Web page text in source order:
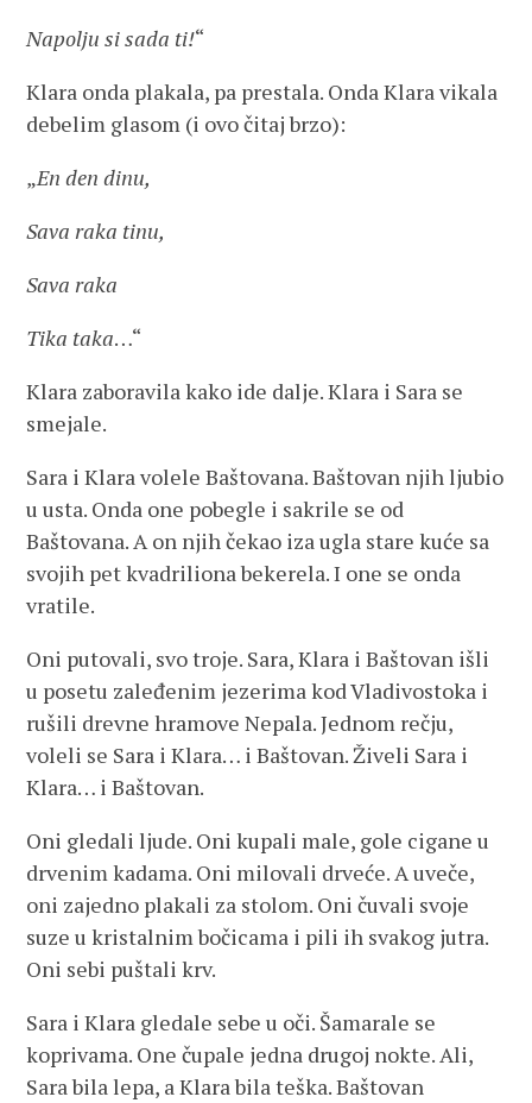
Napolju si sada ti!“
Klara onda plakala, pa prestala. Onda Klara vikala
debelim glasom (i ovo čitaj brzo):
„En den dinu,
Sava raka tinu,
Sava raka
Tika taka…“
Klara zaboravila kako ide dalje. Klara i Sara se
smejale.
Sara i Klara volele Baštovana. Baštovan njih ljubio
u usta. Onda one pobegle i sakrile se od
Baštovana. A on njih čekao iza ugla stare kuće sa
svojih pet kvadriliona bekerela. I one se onda
vratile.
Oni putovali, svo troje. Sara, Klara i Baštovan išli
u posetu zaleđenim jezerima kod Vladivostoka i
rušili drevne hramove Nepala. Jednom rečju,
voleli se Sara i Klara… i Baštovan. Živeli Sara i
Klara… i Baštovan.
Oni gledali ljude. Oni kupali male, gole cigane u
drvenim kadama. Oni milovali drveće. A uveče,
oni zajedno plakali za stolom. Oni čuvali svoje
suze u kristalnim bočicama i pili ih svakog jutra.
Oni sebi puštali krv.
Sara i Klara gledale sebe u oči. Šamarale se
koprivama. One čupale jedna drugoj nokte. Ali,
Sara bila lepa, a Klara bila teška. Baštovan